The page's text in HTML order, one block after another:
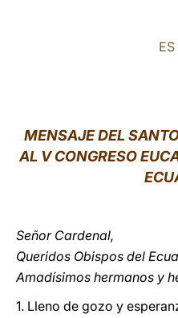
ES
MENSAJE DEL
AL V CONGRESO
Señor Cardenal,
Queridos Obispos del
Amadísimos hermanos y
1. Lleno de gozo y